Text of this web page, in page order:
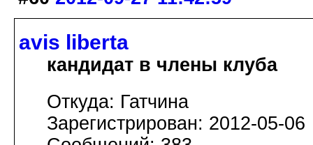
avis libertа
кандидат в члены клуба
Откуда: Гатчина
Зарегистрирован: 2012-05-06